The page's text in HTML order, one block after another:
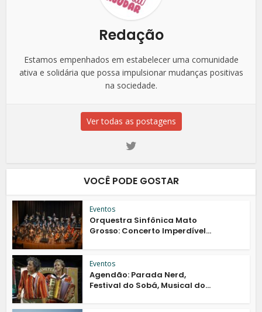
Redação
Estamos empenhados em estabelecer uma comunidade
ativa e solidária que possa impulsionar mudanças positivas
na sociedade.
Ver todas as postagens
VOCÊ PODE GOSTAR
Eventos
Orquestra Sinfônica Mato
Grosso: Concerto Imperdível...
Eventos
Agendão: Parada Nerd,
Festival do Sobá, Musical do...